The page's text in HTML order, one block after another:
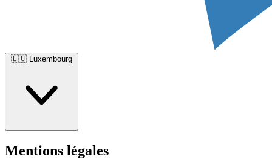
🇱🇺 Luxembourg
Mentions légales